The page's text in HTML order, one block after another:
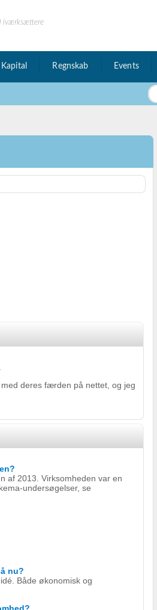
iværksættere
Kapital Regnskab Events
deres færden på nettet, og jeg
af 2013. Virksomheden var en
undersøgelser, se
nu?
Både økonomisk og